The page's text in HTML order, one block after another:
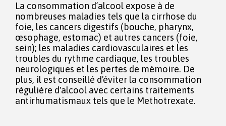
La consommation d’alcool expose à de
nombreuses maladies tels que la cirrhose du
foie, les cancers digestifs (bouche, pharynx,
œsophage, estomac) et autres cancers (foie,
sein); les maladies cardiovasculaires et les
troubles du rythme cardiaque, les troubles
neurologiques et les pertes de mémoire. De
plus, il est conseillé d'éviter la consommation
régulière d'alcool avec certains traitements
antirhumatismaux tels que le Methotrexate.